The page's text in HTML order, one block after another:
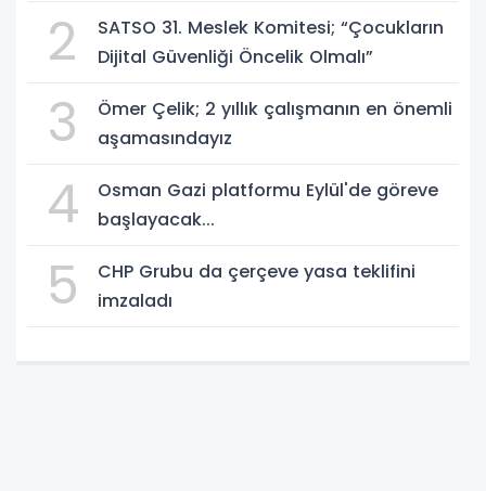
2
SATSO 31. Meslek Komitesi; “Çocukların
Dijital Güvenliği Öncelik Olmalı”
3
Ömer Çelik; 2 yıllık çalışmanın en önemli
aşamasındayız
4
Osman Gazi platformu Eylül'de göreve
başlayacak...
5
CHP Grubu da çerçeve yasa teklifini
imzaladı